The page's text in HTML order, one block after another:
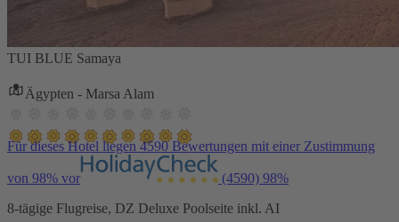
TUI BLUE Samaya
Ägypten - Marsa Alam
Für dieses Hotel liegen 4590 Bewertungen mit einer Zustimmung
von 98% vor (4590) 98%
8-tägige Flugreise, DZ Deluxe Poolseite inkl. AI